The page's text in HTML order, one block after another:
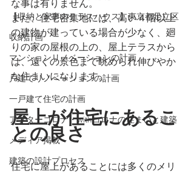
【収納と家事のテラスハウス】東京都足立区
収納計画
マンションリノベーションの計画
戸建てリノベーションの計画
一戸建て住宅の計画
アフターコロナ・withコロナの住まいと建築
メディア掲載
建築の設計プロセス
な事は有りません。
また、住宅密集地には、高い４階以上
の建物が建っている場合が少なく、廻
りの家の屋根の上の、屋上テラスから
は、遠くの景色まで眺められ伸びやか
な住まいになります。
屋上が住宅にあるこ
との良さ
住宅に屋上があることには多くのメリ